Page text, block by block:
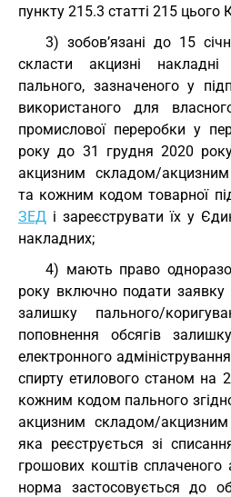
пункту 215.3 статті 215 цього
3) зобов’язані до 15
скласти акцизні
пального, зазначеного у
використаного для
промислової переробки у
року до 31 грудня 2020
акцизним складом/
та кожним кодом товарної
ЗЕД і зареєструвати їх у
накладних;
4) мають право
року включно подати заявку
залишку пального/
поповнення обсягів
електронного
спирту етилового станом на
кожним кодом пального
акцизним складом/
яка реєструється зі
грошових коштів сплаченого
норма застосовується до